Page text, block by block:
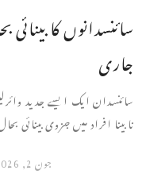
سائنسدانوں کا بینائی
جاری
سائنسدان ایک ایسے جدید
نابینا افراد میں جزوی بینائی
جون 2, 2026